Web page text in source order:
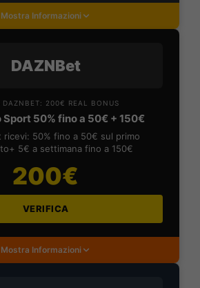
Mostra Informazioni
DAZNBet
DAZNBET: 200€ REAL BONUS
Sport 50% fino a 50€ + 150€
ricevi: 50% fino a 50€ sul primo
5€ a settimana fino a 150€
200€
VERIFICA
Mostra Informazioni